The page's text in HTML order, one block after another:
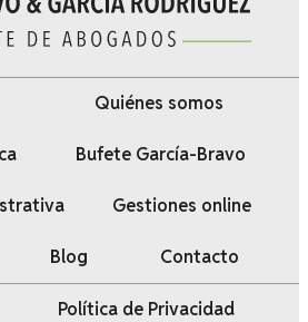
Quiénes somos
Bufete García-Bravo
Gestiones online
Blog Contacto
Política de Privacidad